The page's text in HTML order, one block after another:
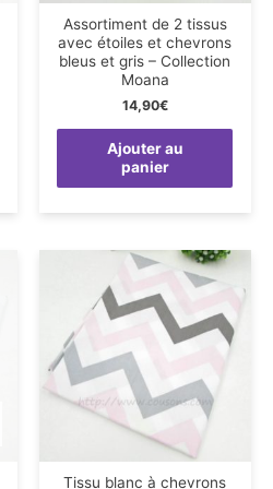
Assortiment de 2 tissus
avec étoiles et chevrons
bleus et gris – Collection
Moana
14,90€
Ajouter au
panier
Tissu blanc à chevrons